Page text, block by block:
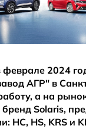
феврале 2024
АГР" в
а на
Solaris,
HC, HS, KRS и